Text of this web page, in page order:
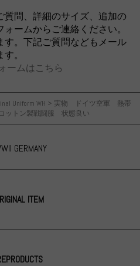
Uniform WH > 実物 ドイツ空軍 熱帯
トン製戦闘服 状態良い
GERMANY
ITEM
問、詳細のサイズ、追加の
ームからご連絡ください。
す。下記ご質問などもメール
。
ームはこちら